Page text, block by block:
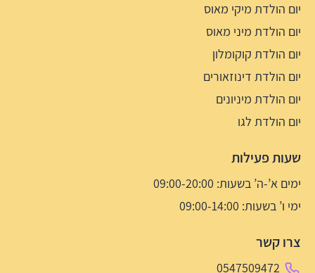
יום הולדת מיקי מאוס
יום הולדת מיני מאוס
יום הולדת קוקומלון
יום הולדת דינוזאורים
יום הולדת מיניונים
יום הולדת לגו
שעות פעילות
ימים א’-ה’ בשעות: 09:00-20:00
ימי ו’ בשעות: 09:00-14:00
צרו קשר
0547509472